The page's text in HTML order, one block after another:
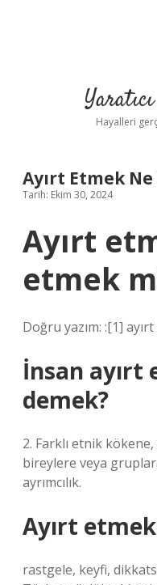
Hayalleri
Ayırt Etmek
Tarih: Ekim 30, 2024
Ayırt
etmek
Doğru yazım: :[1]
İnsan ayırt
demek?
2. Farklı etnik
bireylere veya
ayrımcılık.
Ayırt
rastgele, keyfi,